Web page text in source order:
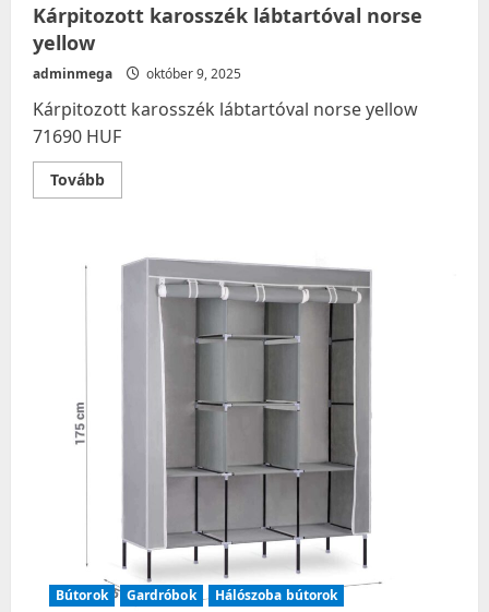
Kárpitozott karosszék lábtartóval norse
yellow
adminmega október 9, 2025
Kárpitozott karosszék lábtartóval norse yellow
71690 HUF
TovábbRead
more
lábtartóval
norse
Bútorok Gardróbok Hálószoba bútorok